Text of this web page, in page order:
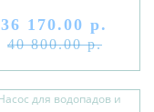
36 170.00 р.
40 800.00 р.